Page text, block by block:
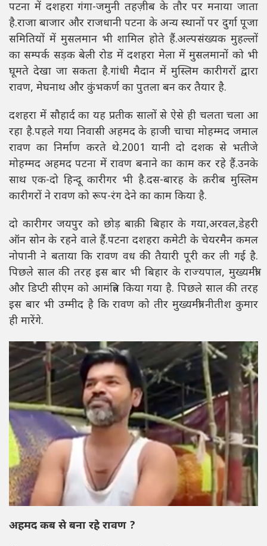
पटना में दशहरा गंगा-जमुनी तहज़ीब के तौर पर मनाया जाता
है.राजा बाजार और राजधानी पटना के अन्य स्थानों पर दुर्गा पूजा
समितियों में मुसलमान भी शामिल होते हैं.अल्पसंख्यक मुहल्लों
का सम्पर्क सड़क बेली रोड में दशहरा मेला में मुसलमानों को भी
घूमते देखा जा सकता है.गांधी मैदान में मुस्लिम कारीगरों द्वारा
रावण, मेघनाथ और कुंभकर्ण का पुतला बन कर तैयार है.
दशहरा में सौहार्द का यह प्रतीक सालों से ऐसे ही चलता चला आ
रहा है.पहले गया निवासी अहमद के हाजी चाचा मोहम्मद जमाल
रावण का निर्माण करते थे.2001 यानी दो दशक से भतीजे
मोहम्मद अहमद पटना में रावण बनाने का काम कर रहे हैं.उनके
साथ एक-दो हिन्दू कारीगर भी है.दस-बारह के क़रीब मुस्लिम
कारीगरों ने रावण को रूप-रंग देने का काम किया है.
दो कारीगर जयपुर को छोड़ बाक़ी बिहार के गया,अरवल,डेहरी
ऑन सोन के रहने वाले हैं.पटना दशहरा कमेटी के चेयरमैन कमल
नोपानी ने बताया कि रावण वध की तैयारी पूरी कर ली गई है.
पिछले साल की तरह इस बार भी बिहार के राज्यपाल, मुख्यमंत्री
और डिप्टी सीएम को आमंत्रित किया गया है. पिछले साल की तरह
इस बार भी उम्मीद है कि रावण को तीर मुख्यमंत्री नीतीश कुमार
ही मारेंगे.
अहमद कब से बना रहे रावण ?